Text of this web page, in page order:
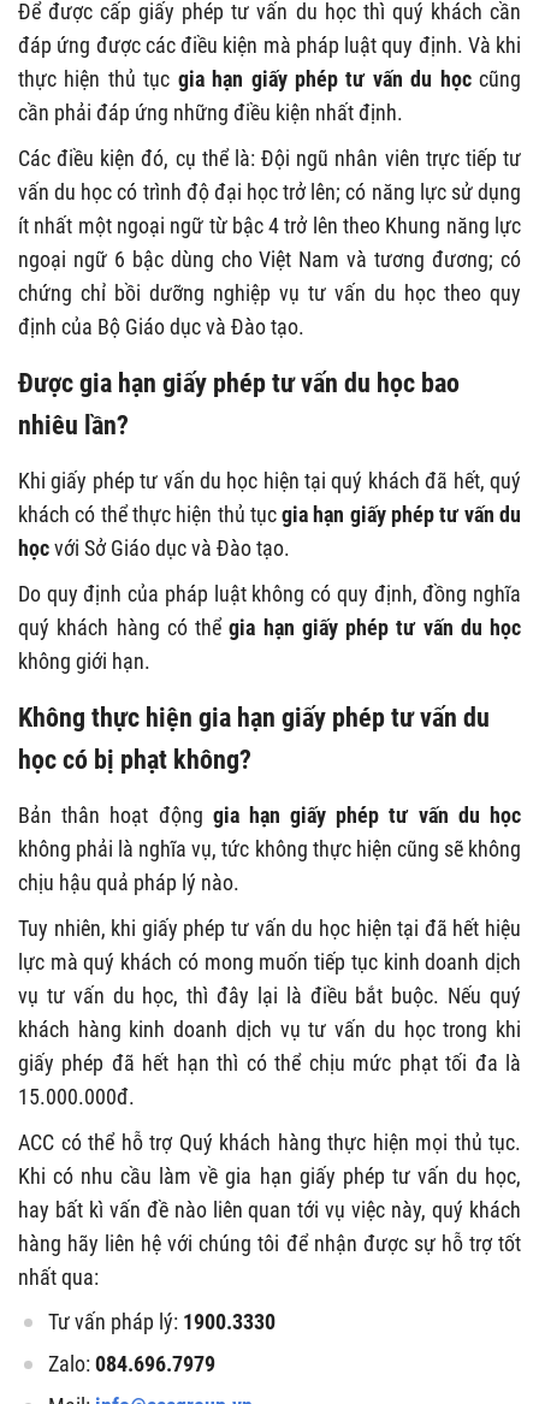
Để được cấp giấy phép tư vấn du học thì quý khách cần
đáp ứng được các điều kiện mà pháp luật quy định. Và khi
thực hiện thủ tục gia hạn giấy phép tư vấn du họccũng
cần phải đáp ứng những điều kiện nhất định.
Các điều kiện đó, cụ thể là:Đội ngũ nhân viên trực tiếp tư
vấn du học có trình độ đại học trở lên; có năng lực sử dụng
ít nhất một ngoại ngữ từ bậc 4 trở lên theo Khung năng lực
ngoại ngữ 6 bậc dùng cho Việt Nam và tương đương; có
chứng chỉ bồi dưỡng nghiệp vụ tư vấn du học theo quy
định của Bộ Giáo dục và Đào tạo.
Được gia hạn giấy phép tư vấn du học bao
nhiêu lần?
Khi giấy phép tư vấn du học hiện tại quý khách đã hết, quý
khách có thể thực hiện thủ tụcgia hạn giấy phép tư vấn du
họcvới Sở Giáo dục và Đào tạo.
Do quy định của pháp luật không có quy định, đồng nghĩa
quý khách hàng có thểgia hạn giấy phép tư vấn du học
không giới hạn.
Không thực hiện gia hạn giấy phép tư vấn du
học có bị phạt không?
Bản thân hoạt động gia hạn giấy phép tư vấn du học
không phải là nghĩa vụ, tức không thực hiện cũng sẽ không
chịu hậu quả pháp lý nào.
Tuy nhiên, khi giấy phép tư vấn du học hiện tại đã hết hiệu
lực mà quý khách có mong muốn tiếp tục kinh doanh dịch
vụ tư vấn du học, thì đây lại là điều bắt buộc. Nếu quý
khách hàng kinh doanh dịch vụ tư vấn du học trong khi
giấy phép đã hết hạn thì có thể chịu mức phạt tối đa là
15.000.000đ.
ACC có thể hỗ trợ Quý khách hàng thực hiện mọi thủ tục.
Khi có nhu cầu làm về gia hạn giấy phép tư vấn du học,
hay bất kì vấn đề nào liên quan tới vụ việc này, quý khách
hàng hãy liên hệ với chúng tôi để nhận được sự hỗ trợ tốt
nhất qua:
Tư vấn pháp lý: 1900.3330
Zalo:084.696.7979